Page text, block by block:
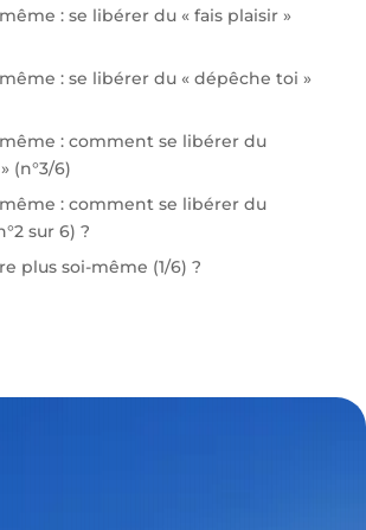
: se libérer du « fais plaisir »
: se libérer du « dépêche toi »
: comment se libérer du
(n°3/6)
: comment se libérer du
sur 6) ?
plus soi-même (1/6) ?